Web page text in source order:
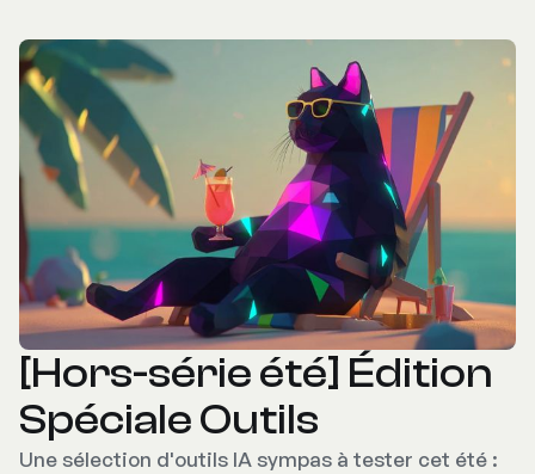
[Hors-série été] Édition
Spéciale Outils
Une sélection d'outils IA sympas à tester cet été :